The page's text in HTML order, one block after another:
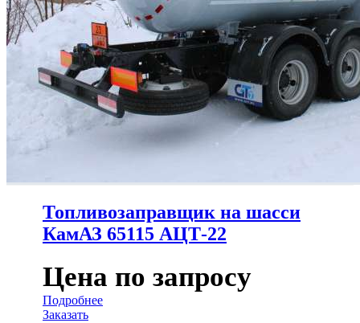
Топливозаправщик на шасси
КамАЗ 65115 АЦТ-22
Цена по запросу
Подробнее
Заказать